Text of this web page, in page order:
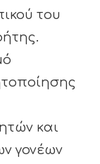
του
και
γονέων